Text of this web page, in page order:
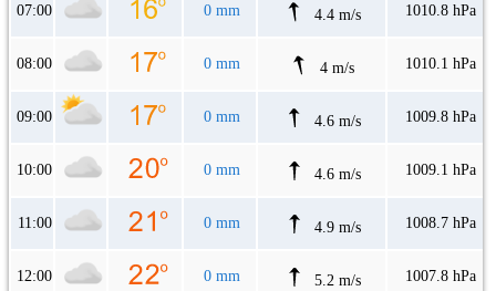
07:00 0 mm 4.4 m/s 1010.8 hPa
08:00 0 mm 4 m/s 1010.1 hPa
09:00 0 mm 4.6 m/s 1009.8 hPa
10:00 0 mm 4.6 m/s 1009.1 hPa
11:00 0 mm 4.9 m/s 1008.7 hPa
12:00 0 mm 5.2 m/s 1007.8 hPa